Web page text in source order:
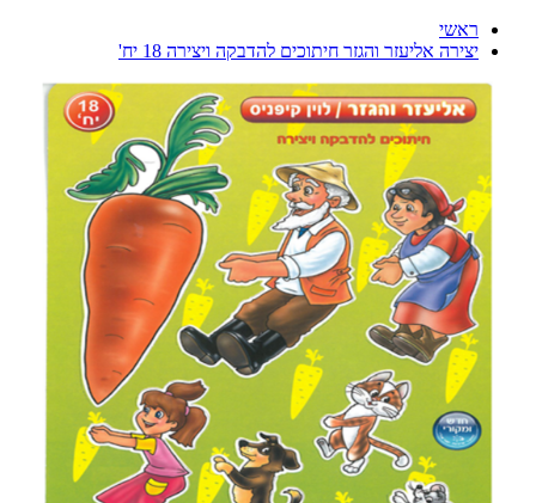
ראשי
יצירה אליעזר והגזר חיתוכים להדבקה ויצירה 18 יח'